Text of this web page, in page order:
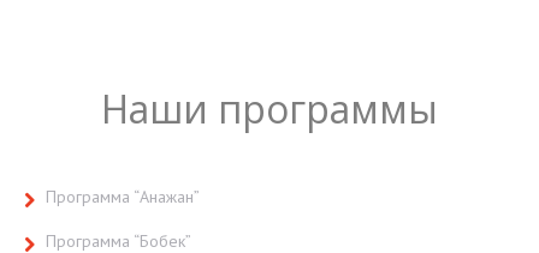
Наши программы
Программа “Анажан”
Программа “Бобек”